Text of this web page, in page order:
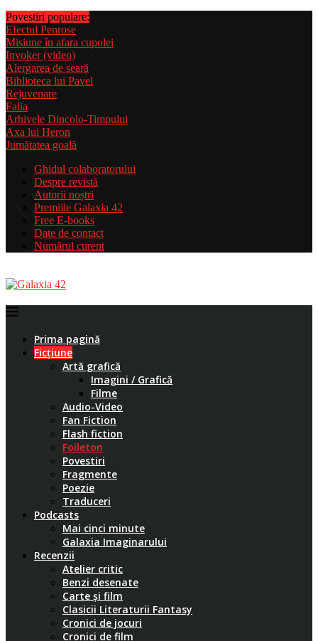
Povestiri populare:
Efectul Penrose
Misiune în afara cupolei
Invoker (video)
Alergarea de seară
Biblioteca lui Pavel
Rejuvenare
Falia
Arhivele Dincolo-Timpului
Axa lui Heron
Jumătatea goală
Ghidul colaboratorului
Despre revistă
Autorii noștri
Premiile Galaxia 42
Free E-books
Date de contact
Numărul curent
Prima pagină
Ficțiune
Artă grafică
Imagini / Grafică
Filme
Audio-Video
Fan Fiction
Flash fiction
Foileton
Povestiri
Fragmente
Poezie
Traduceri
Podcasts
Mai cinci minute
Galaxia Imaginarului
Recenzii
Atelier critic
Benzi desenate
Carte și film
Clasicii Literaturii Fantasy
Cronici de jocuri
Cronici de film